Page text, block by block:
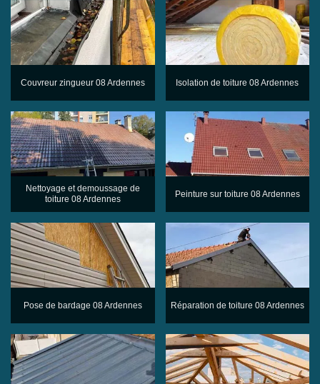
Couvreur zingueur 08 Ardennes Isolation de toiture 08 Ardennes
Nettoyage et demoussage de
toiture 08 Ardennes
Peinture sur toiture 08 Ardennes
Pose de bardage 08 Ardennes Réparation de toiture 08 Ardennes